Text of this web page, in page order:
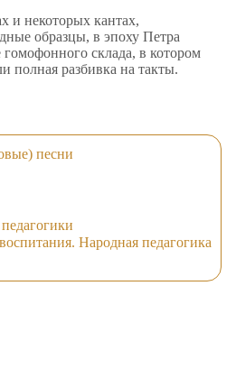
и некоторых кантах,
образцы, в эпоху Петра
гомофонного склада, в котором
полная разбивка на такты.
песни
Народная педагогика